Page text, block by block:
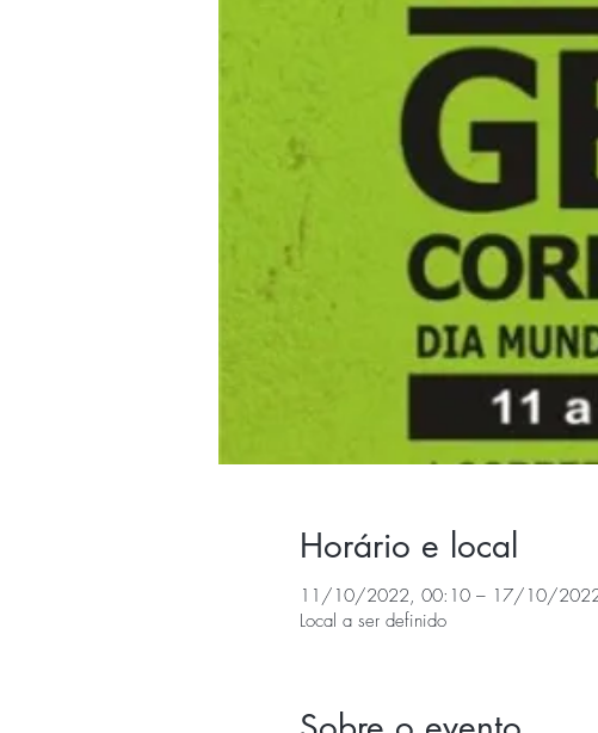
Horário e local
11/10/2022, 00:10 – 17/10/
Local a ser definido